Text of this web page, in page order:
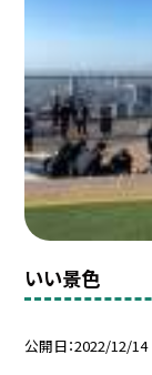
いい景色
公開日 2022/12/14